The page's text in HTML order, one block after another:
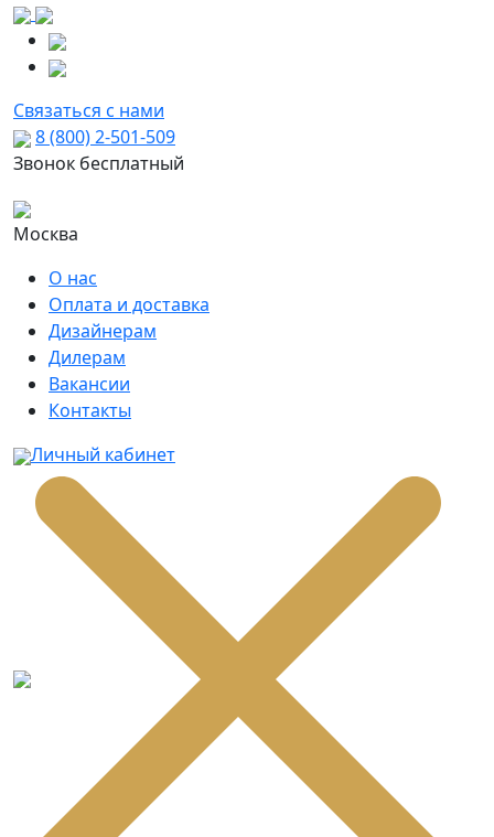
Связаться с нами
8 (800) 2-501-509
Звонок бесплатный
Москва
О нас
Оплата и доставка
Дизайнерам
Дилерам
Вакансии
Контакты
Личный кабинет